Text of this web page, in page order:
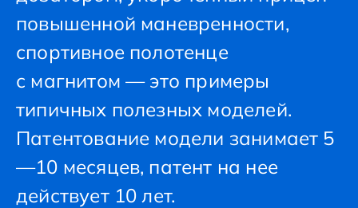
повышенной маневренности,
спортивное полотенце
с магнитом — это примеры
типичных полезных моделей.
Патентование модели занимает 5
—10 месяцев, патент на нее
действует 10 лет.